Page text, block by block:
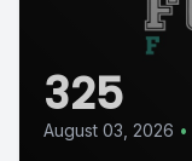
325
August 03, 2026 •